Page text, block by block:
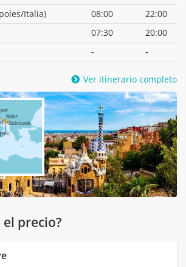
Italia) 08:00
22:00
07:30
20:00
- -
Ver itinerario completo
precio?